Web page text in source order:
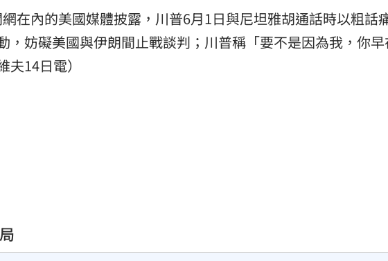
在內的美國媒體披露，川普6月1日與尼坦雅胡通話時以粗話
，妨礙美國與伊朗間止戰談判；川普稱「要不是因為我，你早
夫14日電）